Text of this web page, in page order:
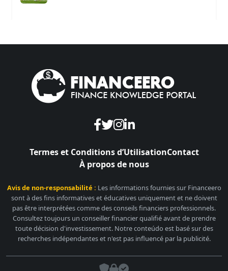
Termes et Conditions d’UtilisationContact
À propos de nous
Avis de non-responsabilité : Les informations fournies sur Financeero
sont à des fins informatives et éducatives uniquement et ne doivent
pas être interprétées comme des conseils financiers professionnels.
Consultez toujours un conseiller financier qualifié avant de prendre
toute décision d'investissement. Notre conteúdo est basé sur des
recherches indépendantes et n'est pas influencé par la publicité.